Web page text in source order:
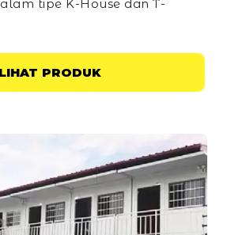
tipe K-House dan T-
LIHAT PRODUK